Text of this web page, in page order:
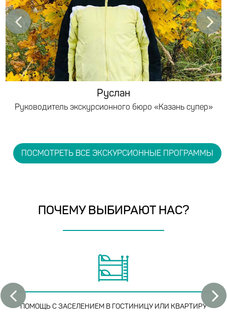
Руслан
Руководитель экскурсионного бюро «Казань супер»
ПОСМОТРЕТЬ ВСЕ ЭКСКУРСИОННЫЕ ПРОГРАММЫ
ПОЧЕМУ ВЫБИРАЮТ НАС?
ПОМОЩЬ С ЗАСЕЛЕНИЕМ В ГОСТИНИЦУ ИЛИ КВАРТИРУ